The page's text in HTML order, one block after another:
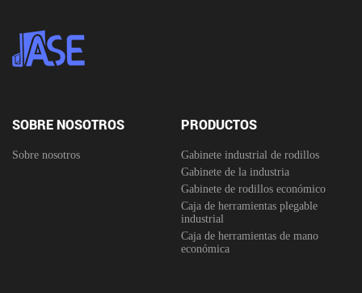
SOBRE NOSOTROS
Sobre nosotros
PRODUCTOS
Gabinete industrial de rodillos
Gabinete de la industria
Gabinete de rodillos económico
Caja de herramientas plegable
industrial
Caja de herramientas de mano
económica